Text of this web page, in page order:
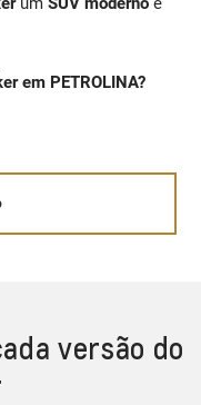
em PETROLINA?
versão do